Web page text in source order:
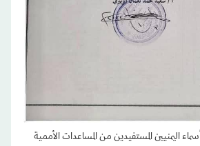
اليمنيين المستفيدين من المساعدات الأممية